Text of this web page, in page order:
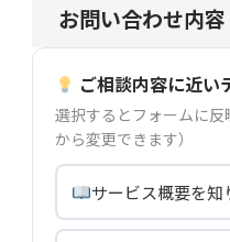
お問い合わせ内容
ご相談内容に近い
選択するとフォームに
から変更できます）
サービス概要を知